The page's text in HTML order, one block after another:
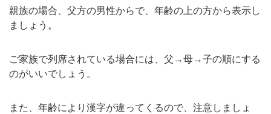
親族の場合、父方の男性からで、年齢の上の方から表示し
ましょう。
ご家族で列席されている場合には、父→母→子の順にする
のがいいでしょう。
また、年齢により漢字が違ってくるので、注意しましょ